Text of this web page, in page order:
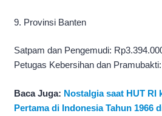
9. Provinsi Banten
Satpam dan Pengemudi:
Petugas Kebersihan dan
Baca Juga: Nostalgia saat HUT RI
Pertama di Indonesia Tahun 1966